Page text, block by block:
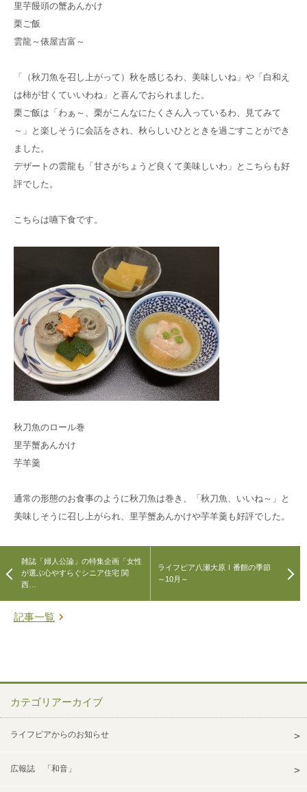
御所南リハビリ
里芋饅頭の蟹あんかけ
栗ご飯
雲龍～俵屋吉富～
「（秋刀魚を召し上がって）秋を感じるわ、美味しいね」や「白和え
は柿が甘くていいわね」と喜んでおられました。
栗ご飯は「わぁ～、栗がこんなにたくさん入っているわ、見てみて
～」と楽しそうに会話をされ、秋らしいひとときを過ごすことができ
ました。
デザートの雲龍も「甘さがちょうど良くて美味しいわ」とこちらも好
評でした。
こちらは嚥下食です。
秋刀魚のロール巻
里芋蟹あんかけ
芋羊羹
通常の形態のお食事のように秋刀魚は巻き、「秋刀魚、いいね～」と
美味しそうに召し上がられ、里芋蟹あんかけや芋羊羹も好評でした。
雑誌「婦人公論」の特集企画「女性
が選ぶ心やすらぐシニア住宅 関
西…
ライフピア八瀬大原Ⅰ番館の季節
～10月～
記事一覧
カテゴリアーカイブ
ライフピアからのお知らせ
広報誌 「和音」